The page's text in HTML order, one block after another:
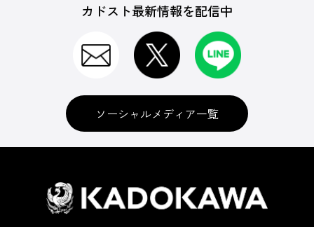
カドスト最新情報を配信中
ソーシャルメディア一覧